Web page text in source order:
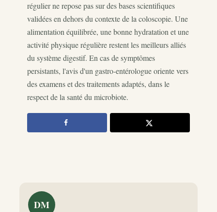
régulier ne repose pas sur des bases scientifiques
validées en dehors du contexte de la coloscopie. Une
alimentation équilibrée, une bonne hydratation et une
activité physique régulière restent les meilleurs alliés
du système digestif. En cas de symptômes
persistants, l'avis d'un gastro-entérologue oriente vers
des examens et des traitements adaptés, dans le
respect de la santé du microbiote.
DM